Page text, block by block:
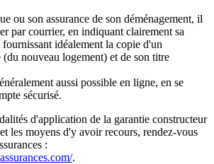
ou son assurance de son déménagement, il
par courrier, en indiquant clairement sa
fournissant idéalement la copie d'un
nouveau logement) et de son titre
aussi possible en ligne, en se
sécurisé.
d'application de la garantie constructeur
les moyens d'y avoir recours, rendez-vous
:
.